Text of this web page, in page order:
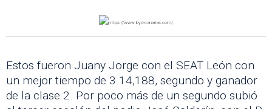
Estos fueron Juany Jorge con el SEAT León con
un mejor tiempo de 3.14,188, segundo y ganador
de la clase 2. Por poco más de un segundo subió